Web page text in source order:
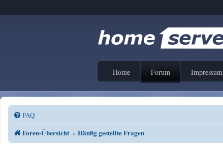
Home Forum Impressum
FAQ
Foren-Übersicht Häufig gestellte Fragen